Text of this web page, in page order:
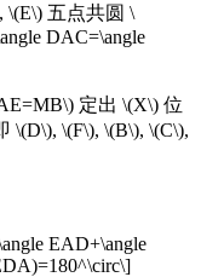
\(E\) 五点共圆 \
DAC=\angle
定出 \(X\) 位
\(D\), \(F\), \(B\), \(C\),
EAD+\angle